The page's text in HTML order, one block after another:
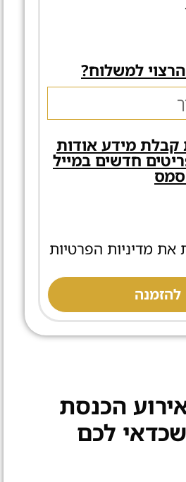
למשלוח?
מידע אודות
חדשים במייל
סמס
מדיניות הפרטיות
להזמנה
הכנסת
לכם